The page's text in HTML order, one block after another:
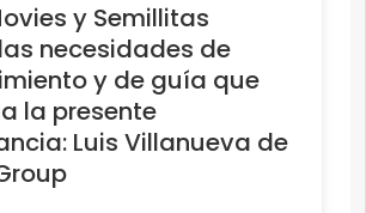
y Semillitas
necesidades de
y de guía que
la presente
Luis Villanueva de